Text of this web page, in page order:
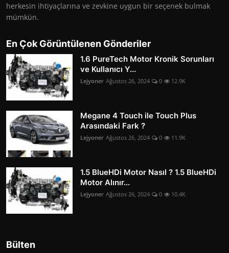
herkesin ihtiyaçlarına ve zevkine uygun bir seçenek bulmak
mümkün.
En Çok Görüntülenen Gönderiler
1.6 PureTech Motor Kronik Sorunları
ve Kullanıcı Y...
Lejyoner Ağustos 26, 2024 0 12.9K
Megane 4 Touch ile Touch Plus
Arasındaki Fark ?
Lejyoner Ağustos 26, 2024 0 11.9K
1.5 BlueHDi Motor Nasıl ? 1.5 BlueHDi
Motor Alınır...
Lejyoner Ağustos 26, 2024 0 10.4K
Bülten